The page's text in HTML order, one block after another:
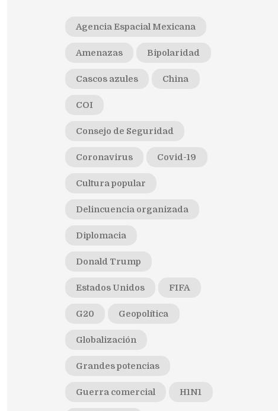
Agencia Espacial Mexicana
Amenazas Bipolaridad
Cascos azules China
COI
Consejo de Seguridad
Coronavirus Covid-19
Cultura popular
Delincuencia organizada
Diplomacia
Donald Trump
Estados Unidos FIFA
G20 Geopolítica
Globalización
Grandes potencias
Guerra comercial H1N1